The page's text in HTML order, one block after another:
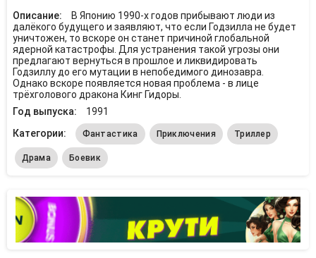
Описание:
В Японию 1990-х годов прибывают люди из
далёкого будущего и заявляют, что если Годзилла не будет
уничтожен, то вскоре он станет причиной глобальной
ядерной катастрофы. Для устранения такой угрозы они
предлагают вернуться в прошлое и ликвидировать
Годзиллу до его мутации в непобедимого динозавра.
Однако вскоре появляется новая проблема - в лице
трёхголового дракона Кинг Гидоры.
Год выпуска:
1991
Категории:
Фантастика Приключения Триллер
Драма Боевик